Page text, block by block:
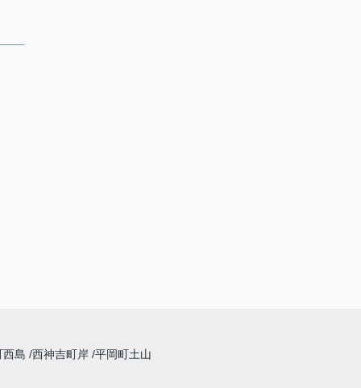
西島 西神吉町岸 平岡町土山